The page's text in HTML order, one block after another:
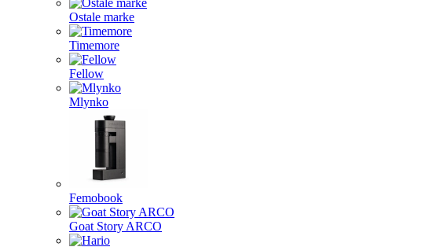
Ostale marke
Timemore
Fellow
Mlynko
Femobook
Goat Story ARCO